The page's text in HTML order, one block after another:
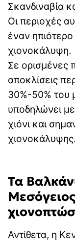
Σκανδιναβία
Οι περιοχές
έναν
χιονοκάλυψη.
Σε ορισμένες
αποκλίσεις
30%-50% του
υποδηλώνει
χιόνι και
χιονοκάλυψης.
Τα
Αντίθετα, η